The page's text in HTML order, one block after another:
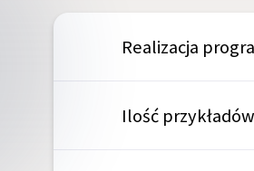
Realizacja
Ilość